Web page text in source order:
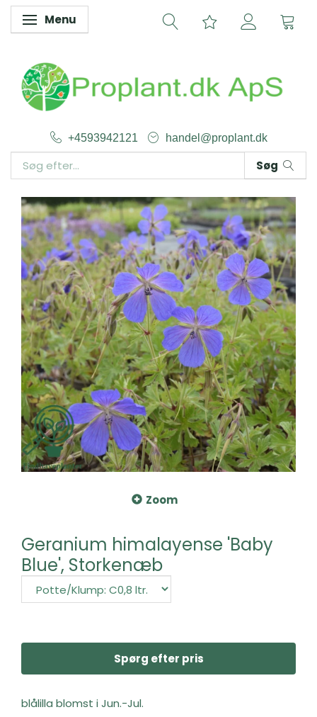
Skifte navigation
Menu
+4593942121 handel@proplant.dk
Søg
Zoom
Geranium himalayense 'Baby
Blue', Storkenæb
Spørg efter pris
blålilla blomst i Jun.-Jul.